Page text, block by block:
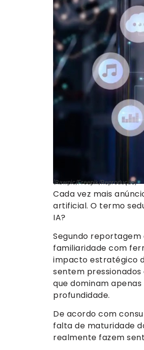
(Rawpic/Freepik/Reprodução)
Cada vez mais
artificial. O termo
IA?
Segundo reportagem
familiaridade com
impacto estratégico
sentem
que dominam
profundidade.
De acordo com
falta de maturidade
realmente fazem